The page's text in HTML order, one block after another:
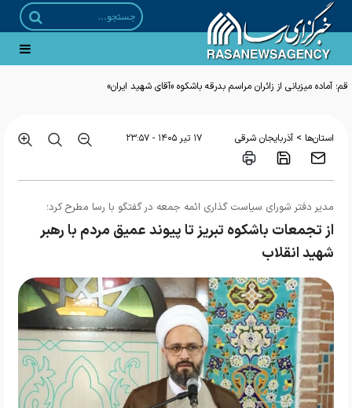
قم؛ آماده میزبانی از زائران مراسم بدرقه باشکوه «آقای شهید ایران»
استان‌ها > آذربایجان شرقی ۱۷ تير ۱۴۰۵ - ۲۳:۵۷
مدیر دفتر شورای سیاست گذاری ائمه جمعه در گفتگو با رسا مطرح کرد؛
از تجمعات باشکوه تبریز تا پیوند عمیق مردم با رهبر
شهید انقلاب